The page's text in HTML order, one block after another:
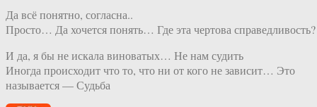
Да всё понятно, согласна..
Просто… Да хочется понять… Где эта чертова справедливость?
И да, я бы не искала виноватых… Не нам судить
Иногда происходит что то, что ни от кого не зависит… Это
называется — Судьба